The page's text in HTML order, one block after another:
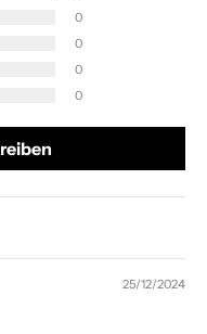
0
0
0
0
25/12/2024